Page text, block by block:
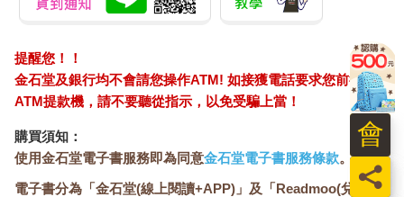
提醒您！！
金石堂及銀行均不會請您操作ATM! 如接獲電話要求您前往
ATM提款機，請不要聽從指示，以免受騙上當！
購買須知：
使用金石堂電子書服務即為同意金石堂電子書服務條款。
電子書分為「金石堂(線上閱讀+APP)」及「Readmoo(兌換員
會